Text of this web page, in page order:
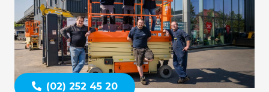
(02) 252 45 20